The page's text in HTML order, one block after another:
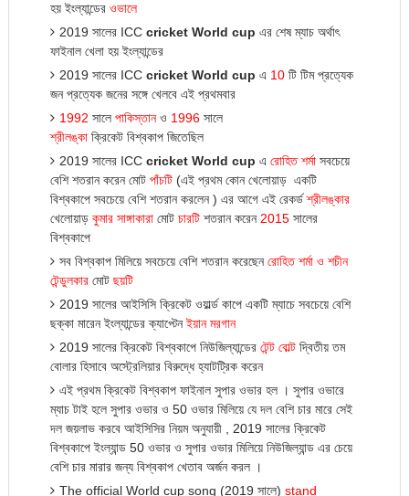
হয়ইংল্যান্ডের ওভালে
2019 সালের ICC cricket World cup এর শেষ ম্যাচ অর্থাৎ
ফাইনাল খেলা হয়ইংল্যান্ডের
2019 সালের ICC cricket World cup এ 10 টি টিম প্রত্যেক
জন প্রত্যেক জনের সঙ্গে খেলবে এই প্রথমবার
1992 সালে পাকিস্তানও 1996সালে
শ্রীলঙ্কাক্রিকেট বিশ্বকাপ জিতেছিল
2019 সালের ICC cricket World cup এ রোহিত শর্মা সবচেয়ে
বেশি শতরান করেন মোট পাঁচটি(এই প্রথম কোন খেলোয়াড় একটি
বিশ্বকাপে সবচেয়ে বেশি শতরান করলেন ) এর আগে এই রেকর্ডশ্রীলঙ্কার
খেলোয়াড় কুমার সাঙ্গাকারা মোট চারটিশতরান করেন 2015সালের
বিশ্বকাপে
সব বিশ্বকাপ মিলিয়ে সবচেয়ে বেশি শতরান করেছেনরোহিত শর্মাও শচীন
টেন্ডুলকার মোট ছয়টি
2019 সালের আইসিসি ক্রিকেট ওয়ার্ল্ড কাপে একটি ম্যাচে সবচেয়ে বেশি
ছক্কা মারেন ইংল্যান্ডের ক্যাপ্টেনইয়ান মরগান
2019 সালের ক্রিকেট বিশ্বকাপে নিউজিল্যান্ডের টেন্ট বোল্ট দ্বিতীয়তম
বোলার হিসাবে অস্ট্রেলিয়ার বিরুদ্ধে হ্যাটট্রিক করেন
এই প্রথম ক্রিকেট বিশ্বকাপ ফাইনাল সুপার ওভার হল । সুপার ওভারে
ম্যাচ টাই হলে সুপার ওভার ও 50 ওভার মিলিয়ে যে দল বেশি চার মারে সেই
দল জয়লাভ করবে আইসিসির নিয়ম অনুযায়ী , 2019 সালের ক্রিকেট
বিশ্বকাপে ইংল্যান্ড 50 ওভার ও সুপার ওভার মিলিয়ে নিউজিল্যান্ড এর চেয়ে
বেশি চার মারার জন্য বিশ্বকাপ খেতাব অর্জন করল ।
The official World cup song (2019 সালে) stand